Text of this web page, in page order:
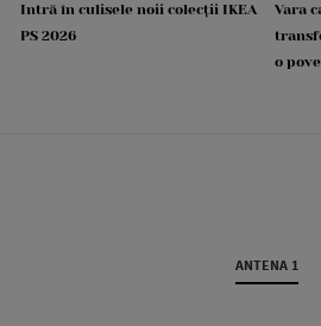
Intră în culisele noii colecții IKEA
PS 2026
Vara
o
ANTENA 1